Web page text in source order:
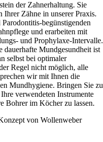
der Zahnerhaltung. Sie
Zähne in unserer Praxis.
begünstigenden
und erarbeiten mit
und Prophylaxe-Intervalle.
Mundgesundheit ist
selbst bei optimaler
Regel nicht möglich, alle
wir mit Ihnen die
Mundhygiene. Bringen Sie zu
verwendeten Instrumente
Bohrer im Köcher zu lassen.
von Wollenweber